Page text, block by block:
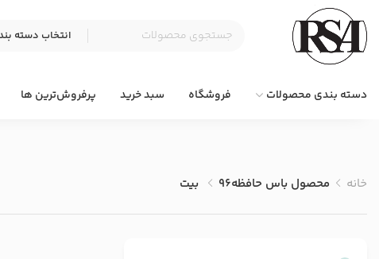
دسته بندی محصولات فروشگاه سبد خرید پرفروش‌ترین ها
خانه محصول باس حافظه96 بیت